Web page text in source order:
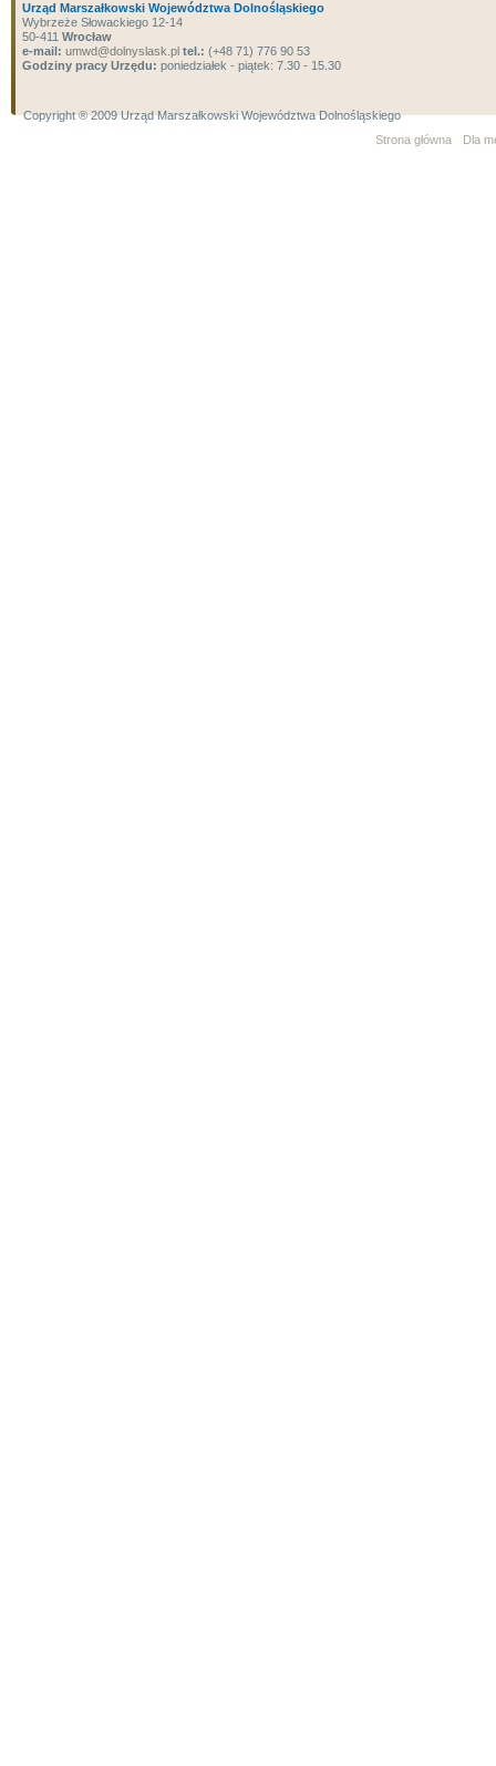
Urząd Marszałkowski Województwa Dolnośląskiego
Wybrzeże Słowackiego 12-14
50-411 Wrocław
e-mail: umwd@dolnyslask.pl tel.: (+48 71) 776 90 53
Godziny pracy Urzędu: poniedziałek - piątek: 7.30 - 15.30
Copyright ® 2009 Urząd Marszałkowski Województwa Dolnośląskiego
Strona główna
Dla